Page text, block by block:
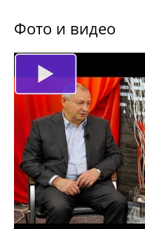
Фото и видео